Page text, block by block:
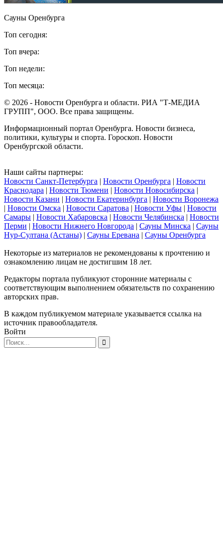
Сауны Оренбурга
Топ сегодня:
Топ вчера:
Топ недели:
Топ месяца:
© 2026 - Новости Оренбурга и области. РИА "Т-МЕДИА
ГРУПП", ООО. Все права защищены.
Информационный портал Оренбурга. Новости бизнеса,
политики, культуры и спорта. Гороскоп. Новости
Оренбургской области.
Наши сайты партнеры:
Новости Санкт-Петербурга | Новости Оренбурга | Новости
Краснодара | Новости Тюмени | Новости Новосибирска |
Новости Казани | Новости Екатеринбурга | Новости Воронежа
| Новости Омска | Новости Саратова | Новости Уфы | Новости
Самары | Новости Хабаровска | Новости Челябинска | Новости
Перми | Новости Нижнего Новгорода | Сауны Минска | Сауны
Нур-Султана (Астаны) | Сауны Еревана | Сауны Оренбурга
Некоторые из материалов не рекомендованы к прочтению и
ознакомлению лицам не достигшим 18 лет.
Редакторы портала публикуют сторонние материалы с
соответствующим выполнением обязательств по сохранению
авторских прав.
В каждом публикуемом материале указывается ссылка на
источник правообладателя.
Войти